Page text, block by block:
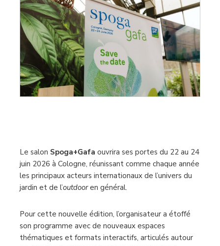
Le salon Spoga+Gafa ouvrira ses portes du 22 au 24
juin 2026 à Cologne, réunissant comme chaque année
les principaux acteurs internationaux de l’univers du
jardin et de l’outdooren général.
Pour cette nouvelle édition, l’organisateur a étoffé
son programme avec de nouveaux espaces
thématiques et formats interactifs, articulés autour